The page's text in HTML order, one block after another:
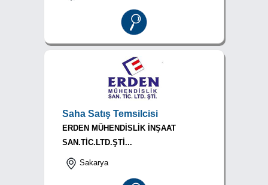
Saha Satış Temsilcisi
ERDEN MÜHENDİSLİK İNŞAAT
SAN.TİC.LTD.ŞTİ...
Sakarya